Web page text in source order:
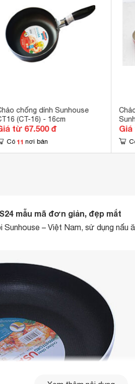
chống dính Sunhouse
(CT-16) - 16cm
từ 67.500 đ
Có 11 nơi bán
Giá
mẫu mã đơn giản, đẹp mắt
– Việt Nam, sử dụng nấu